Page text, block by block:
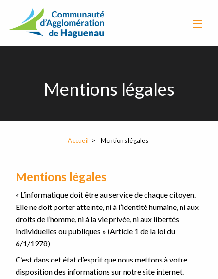
Mentions légales
Accueil Mentions légales
Mentions légales
« L’informatique doit être au service de chaque citoyen.
Elle ne doit porter atteinte, ni à l’identité humaine, ni aux
droits de l’homme, ni à la vie privée, ni aux libertés
individuelles ou publiques » (Article 1 de la loi du
6/1/1978)
C’est dans cet état d’esprit que nous mettons à votre
disposition des informations sur notre site internet.